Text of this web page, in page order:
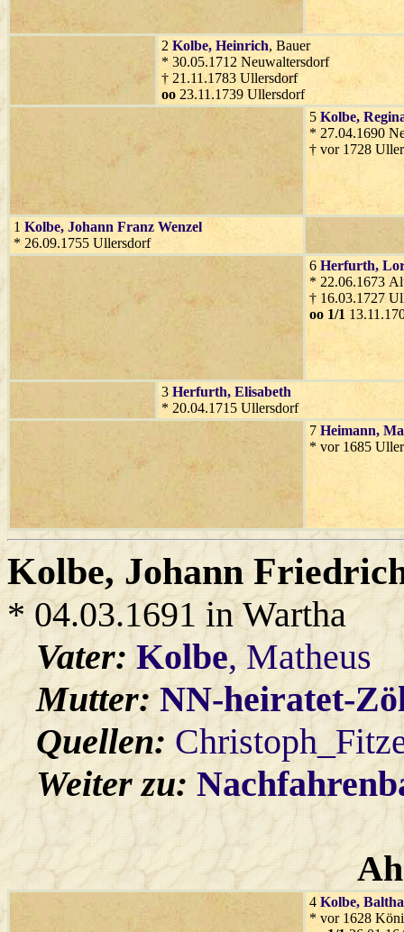
2 Kolbe, Heinrich, Bauer
* 30.05.1712 Neuwaltersdorf
† 21.11.1783 Ullersdorf
oo 23.11.1739 Ullersdorf
5 Kolbe,
* 27.04.1690
† vor 1728
1 Kolbe, Johann Franz Wenzel
* 26.09.1755 Ullersdorf
6 Herfurth,
* 22.06.1673
† 16.03.1727
oo 1/1
3 Herfurth, Elisabeth
* 20.04.1715 Ullersdorf
7 Heimann,
* vor 1685
Kolbe, Johann
* 04.03.1691 in Wartha
Vater:Kolbe, Matheus
Mutter:NN-heiratet-
Quellen:
Weiter zu:
4 Kolbe,
* vor 1628